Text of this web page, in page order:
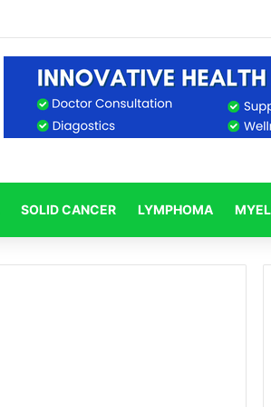
SOLID CANCER LYMPHOMA